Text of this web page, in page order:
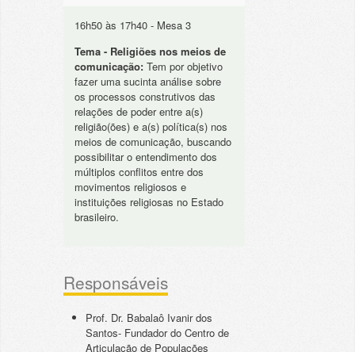
16h50 às 17h40 - Mesa 3
Tema - Religiões nos meios de
comunicação: Tem por objetivo
fazer uma sucinta análise sobre
os processos construtivos das
relações de poder entre a(s)
religião(ões) e a(s) política(s) nos
meios de comunicação, buscando
possibilitar o entendimento dos
múltiplos conflitos entre dos
movimentos religiosos e
instituições religiosas no Estado
brasileiro.
Responsáveis
Prof. Dr. Babalaô Ivanir dos
Santos- Fundador do Centro de
Articulação de Populações